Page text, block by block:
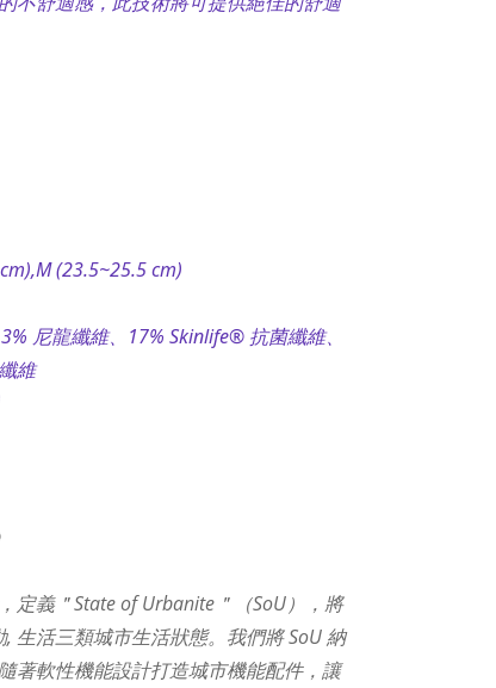
(23.5~25.5 cm)
尼龍纖維、17% Skinlife® 抗菌纖維、
維
定義＂State of Urbanite＂（SoU），將
生活三類城市生活狀態。我們將 SoU 納
著軟性機能設計打造城市機能配件，讓